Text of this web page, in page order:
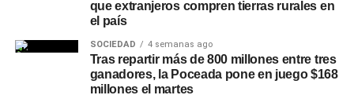
seguido de cerca por el sector agropecuario, ya que una
mayor disponibilidad de humedad puede favorecer
determinados cultivos, pero los excesos hídricos pueden
dificultar las labores rurales y generar problemas
sanitarios en la producción.
que extranjeros compren tierras rurales en
el país
SOCIEDAD 4 semanas ago
Tras repartir más de 800 millones entre tres
ganadores, la Poceada pone en juego $168
millones el martes